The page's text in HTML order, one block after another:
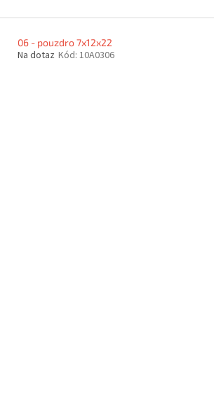
06 - pouzdro 7x12x22
Na dotaz Kód: 10A0306